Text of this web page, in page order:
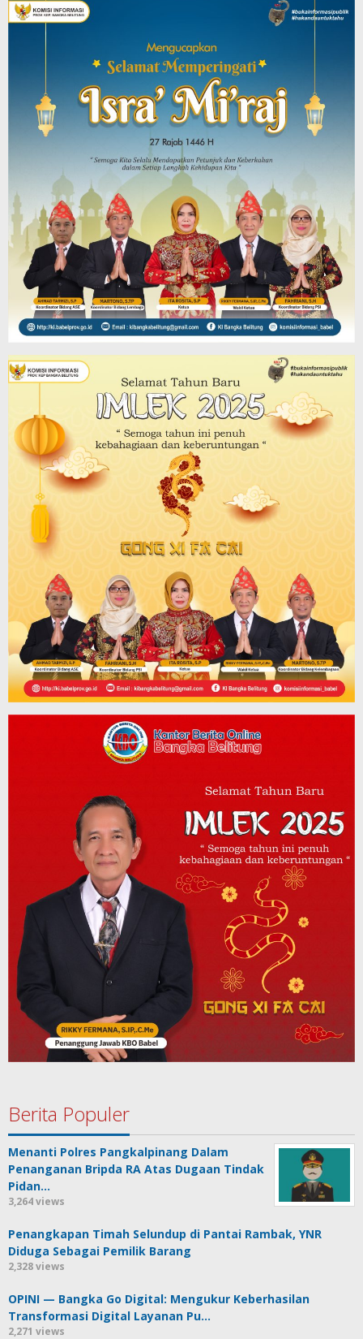
Berita Populer
Menanti Polres Pangkalpinang Dalam
Penanganan Bripda RA Atas Dugaan Tindak
Pidan…
3,264 views
Penangkapan Timah Selundup di Pantai Rambak, YNR
Diduga Sebagai Pemilik Barang
2,328 views
OPINI — Bangka Go Digital: Mengukur Keberhasilan
Transformasi Digital Layanan Pu…
2,271 views